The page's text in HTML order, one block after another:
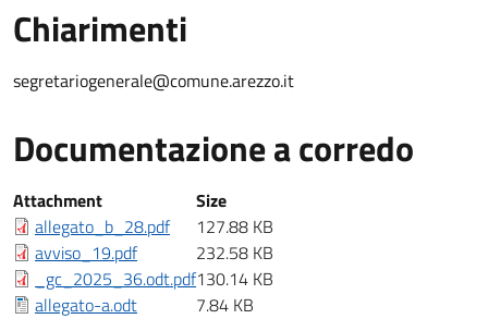
Chiarimenti
Chiarimenti
segretariogenerale@comune.arezzo.it
Documentazione a corredo
Documentazione a corredo
Attachment
Size
allegato_b_28.pdf
127.88 KB
avviso_19.pdf
232.58 KB
_gc_2025_36.odt.pdf130.14 KB
allegato-a.odt
7.84 KB